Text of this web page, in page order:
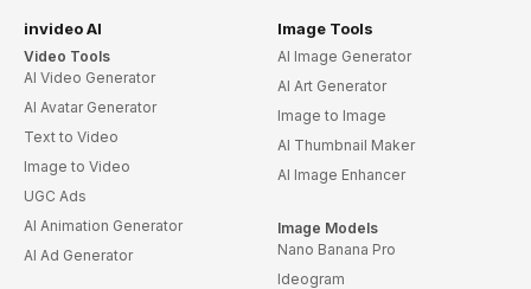
invideo AI
Video Tools
AI Video Generator
AI Avatar Generator
Text to Video
Image to Video
UGC Ads
AI Animation Generator
AI Ad Generator
Image Tools
AI Image Generator
AI Art Generator
Image to Image
AI Thumbnail Maker
AI Image Enhancer
Image Models
Nano Banana Pro
Ideogram